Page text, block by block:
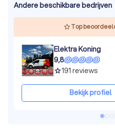
Andere beschikbare bedrijven
Top
Elektra Koning
9,8
grade191 reviews
Bekijk profiel